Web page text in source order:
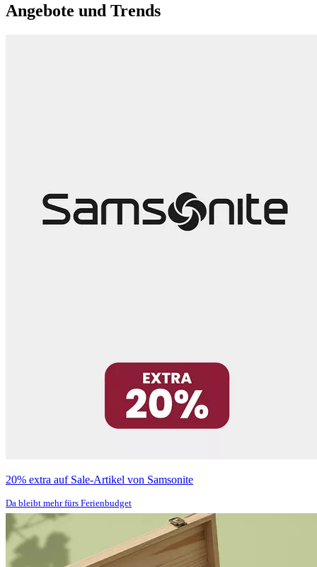
Angebote und Trends
20% extra auf Sale-Artikel von Samsonite
Da bleibt mehr fürs Ferienbudget